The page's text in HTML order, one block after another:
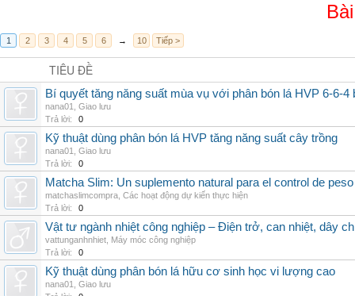
1 2 3 4 5 6 → 10 Tiếp >
TIÊU ĐỀ
Bí quyết tăng năng suất mùa vụ với phân bón lá HVP 6-6-4
nana01
Giao lưu
Trả lời:
0
Kỹ thuật dùng phân bón lá HVP tăng năng suất cây trồng
nana01
Giao lưu
Trả lời:
0
Matcha Slim: Un suplemento natural para el control de peso
matchaslimcompra Các hoạt động dự kiến thực hiện
Trả lời:
0
Vật tư ngành nhiệt công nghiệp – Điện trở, can nhiệt, dây
vattunganhnhiet Máy móc công nghiệp
Trả lời:
0
Kỹ thuật dùng phân bón lá hữu cơ sinh học vi lượng cao
nana01
Giao lưu